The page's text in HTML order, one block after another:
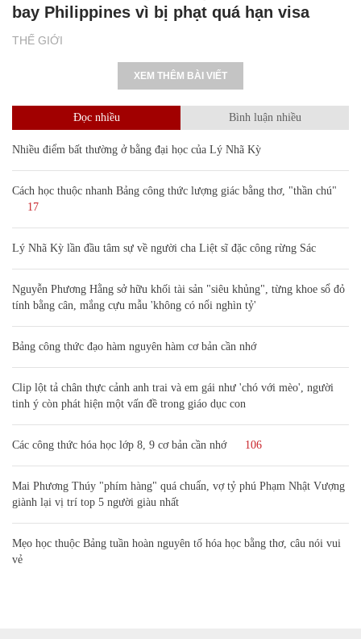
THẾ GIỚI
bay Philippines vì bị phạt quá hạn visa
XEM THÊM BÀI VIẾT
Đọc nhiều Bình luận nhiều
Nhiều điểm bất thường ở bằng đại học của Lý Nhã Kỳ
Cách học thuộc nhanh Bảng công thức lượng giác bằng thơ, "thần chú"
17
Lý Nhã Kỳ lần đầu tâm sự về người cha Liệt sĩ đặc công rừng Sác
Nguyễn Phương Hằng sở hữu khối tài sản "siêu khủng", từng khoe sổ đỏ
tính bằng cân, mắng cựu mẫu 'không có nổi nghìn tỷ'
Bảng công thức đạo hàm nguyên hàm cơ bản cần nhớ
Clip lột tả chân thực cảnh anh trai và em gái như 'chó với mèo', người
tinh ý còn phát hiện một vấn đề trong giáo dục con
Các công thức hóa học lớp 8, 9 cơ bản cần nhớ 106
Mai Phương Thúy "phím hàng" quá chuẩn, vợ tỷ phú Phạm Nhật Vượng
giành lại vị trí top 5 người giàu nhất
Mẹo học thuộc Bảng tuần hoàn nguyên tố hóa học bằng thơ, câu nói vui
vẻ